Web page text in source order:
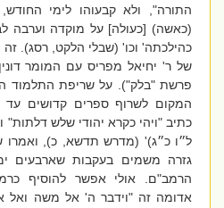
התורה", ולא קבעוהו לימי החודש,
(כאשה) [כעולה] על מוקדה וערבה
כהילכתה' וכו' (שבלי הלקט, רסג).זה
של ר' יחיאל מפריס עם המומר דונין
פרשת "בלק"). על שריפת התלמוד
המקום לשרוף ספרים קדושים עד
כתיב "ויהי כקרא יהודי שלש דלתות"
ל״ו כ״ג)' (מדרש תדשא, כ), ואמרו
גזרה משמים בעקבות שארבעים
הרמב"ם. אולי אפשר להוסיף
אדומה זה "וידבר ה' אל משה ואל